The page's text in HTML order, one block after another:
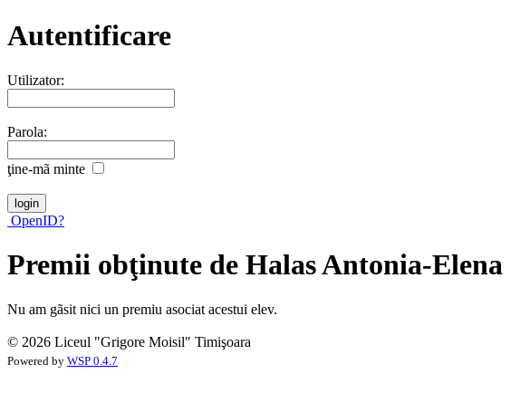
Autentificare
Utilizator:
Parola:
ţine-mã minte
OpenID?
Premii obţinute de Halas Antonia-Elena
Nu am gãsit nici un premiu asociat acestui elev.
© 2026 Liceul "Grigore Moisil" Timişoara
Powered by WSP 0.4.7